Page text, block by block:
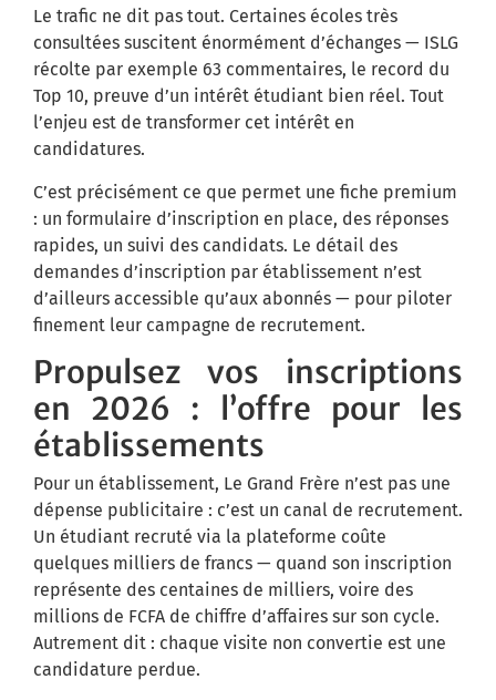
Le trafic ne dit pas tout. Certaines écoles très
consultées suscitent énormément d’échanges — ISLG
récolte par exemple 63 commentaires, le record du
Top 10, preuve d’un intérêt étudiant bien réel. Tout
l’enjeu est de transformer cet intérêt en
candidatures.
C’est précisément ce que permet une fiche premium
: un formulaire d’inscription en place, des réponses
rapides, un suivi des candidats. Le détail des
demandes d’inscription par établissement n’est
d’ailleurs accessible qu’aux abonnés — pour piloter
finement leur campagne de recrutement.
Propulsez vos inscriptions
en 2026 : l’offre pour les
établissements
Pour un établissement, Le Grand Frère n’est pas une
dépense publicitaire : c’est un canal de recrutement.
Un étudiant recruté via la plateforme coûte
quelques milliers de francs — quand son inscription
représente des centaines de milliers, voire des
millions de FCFA de chiffre d’affaires sur son cycle.
Autrement dit : chaque visite non convertie est une
candidature perdue.